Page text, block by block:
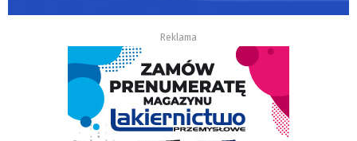
Reklama